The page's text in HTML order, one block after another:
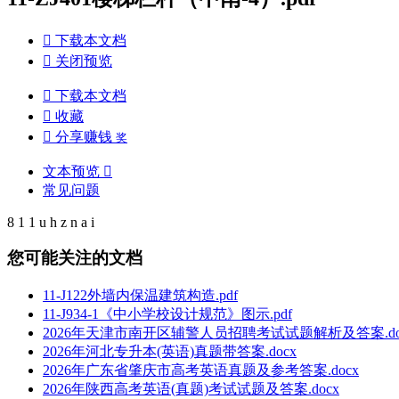
 下载本文档
 关闭预览
 下载本文档
 收藏
 分享赚钱 奖
文本预览 
常见问题
8 1 1 u h z n a i
您可能关注的文档
11-J122外墙内保温建筑构造.pdf
11-J934-1《中小学校设计规范》图示.pdf
2026年天津市南开区辅警人员招聘考试试题解析及答案
2026年河北专升本(英语)真题带答案.docx
2026年广东省肇庆市高考英语真题及参考答案.docx
2026年陕西高考英语(真题)考试试题及答案.docx